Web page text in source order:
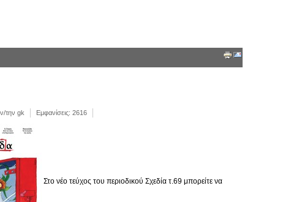
την gk Εμφανίσεις: 2616
Στο νέο τεύχος του περιοδικού Σχεδία τ.69 μπορείτε να